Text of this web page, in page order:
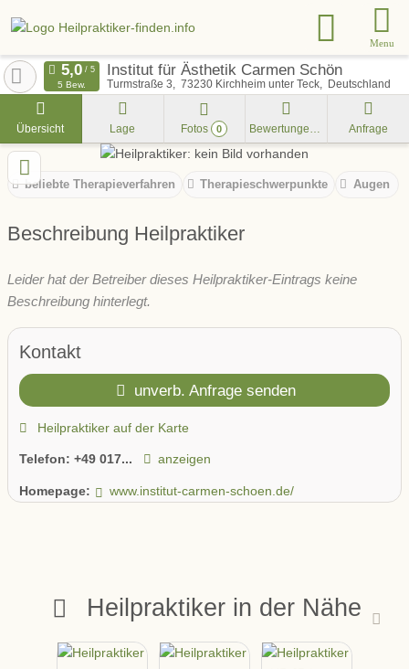
Menu
Institut für Ästhetik Carmen Schön
Turmstraße 3 73230 Kirchheim unter Teck Deutschland
5 Bew.
Übersicht Lage Fotos 0 Bewertungen Anfrage
beliebte Therapieverfahren Therapieschwerpunkte Augen
Beschreibung Heilpraktiker
Leider hat der Betreiber dieses Heilpraktiker-Eintrags keine
Beschreibung hinterlegt.
Kontakt
unverb. Anfrage senden
Heilpraktiker auf der Karte
Telefon: +49 017... anzeigen
Homepage: www.institut-carmen-schoen.de/
Heilpraktiker in der Nähe